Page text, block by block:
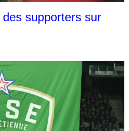
supporters sur